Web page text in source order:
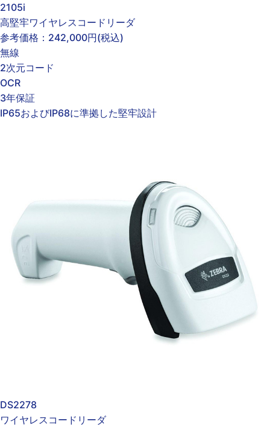
2105i
高堅牢ワイヤレスコードリーダ
参考価格： 242,000円(税込)
無線
2次元コード
OCR
3年保証
IP65およびIP68に準拠した堅牢設計
DS2278
ワイヤレスコードリーダ